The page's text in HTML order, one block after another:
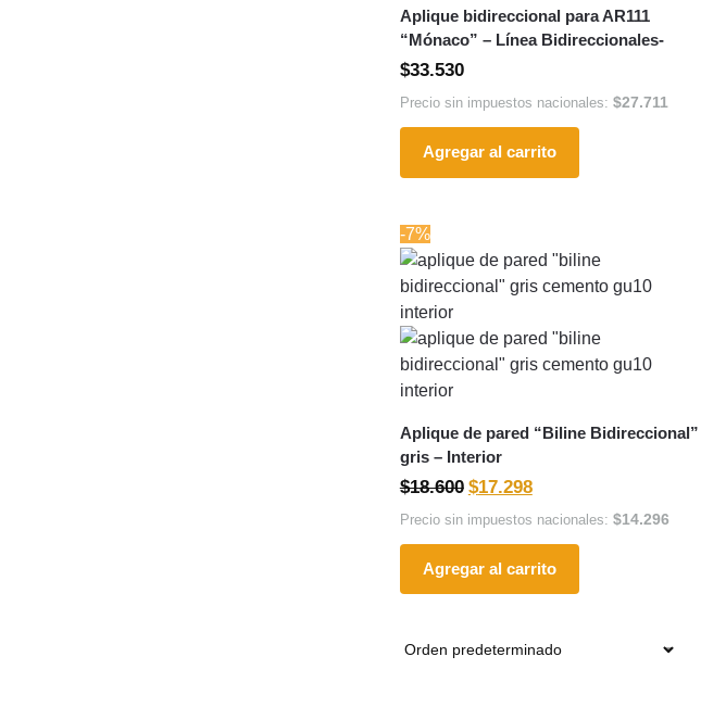
Aplique bidireccional para AR111
“Mónaco” – Línea Bidireccionales-
$33.530
Precio sin impuestos nacionales: $27.711
Agregar al carrito
-7%
Aplique de pared “Biline Bidireccional”
gris – Interior
$18.600 $17.298
Precio sin impuestos nacionales: $14.296
Agregar al carrito